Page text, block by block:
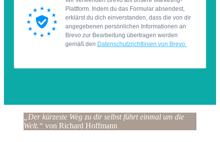
„Der kürzeste Weg zu dir selbst führt einmal um die
Welt.“ von Richard Hoffmann